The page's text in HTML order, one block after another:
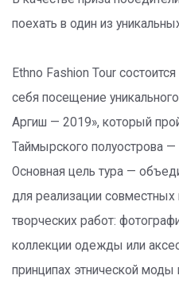
поехать в один из
Ethno Fashion Tour
себя посещение
Аргиш — 2019», который
Таймырского полуострова
Основная цель тура —
для реализации совместных
творческих работ:
коллекции одежды или
принципах этнической моды